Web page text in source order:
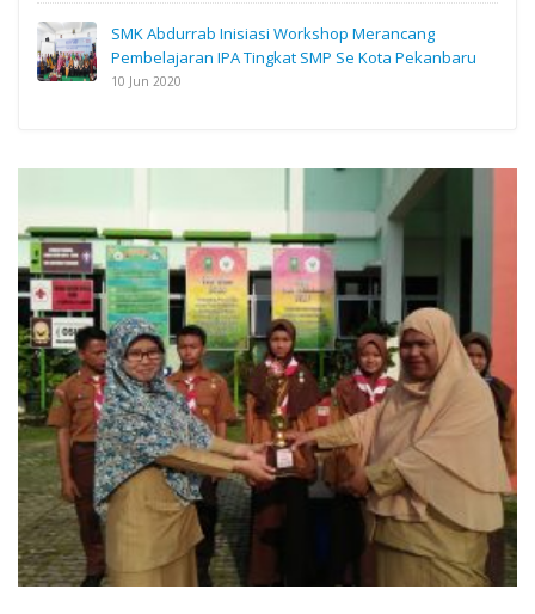
SMK Abdurrab Inisiasi Workshop Merancang
Pembelajaran IPA Tingkat SMP Se Kota Pekanbaru
10 Jun 2020